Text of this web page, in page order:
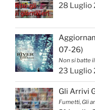
28 Luglio
07-26)
Non si batte
23 Luglio
Gli Arrivi
Fumetti, Gli